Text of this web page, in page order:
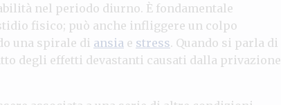
nel periodo diurno. È fondamentale
fisico; può anche infliggere un colpo
una spirale di ansia e stress. Quando si parla di
degli effetti devastanti causati dalla privazione